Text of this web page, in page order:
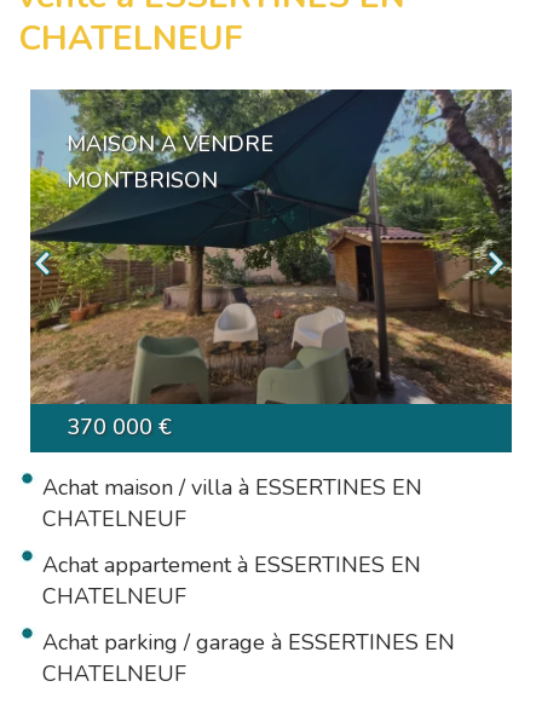
CHATELNEUF
MAISON A VENDRE
MONTBRISON
370 000 €
Achat maison / villa à ESSERTINES EN
CHATELNEUF
Achat appartement à ESSERTINES EN
CHATELNEUF
Achat parking / garage à ESSERTINES EN
CHATELNEUF